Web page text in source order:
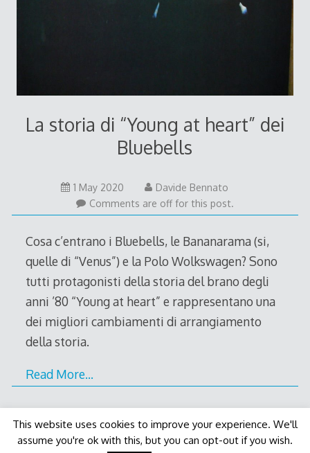
La storia di “Young at heart” dei
Bluebells
1 May 20201
May
2020
Davide Bennato
Comments are off for this post.
Cosa c’entrano i Bluebells, le Bananarama (si,
quelle di “Venus”) e la Polo Wolkswagen? Sono
tutti protagonisti della storia del brano degli
anni ’80 “Young at heart” e rappresentano una
dei migliori cambiamenti di arrangiamento
della storia.
Read More…
Decode Themeby Macho Themes
This website uses cookies to improve your experience. We'll
assume you're ok with this, but you can opt-out if you wish.